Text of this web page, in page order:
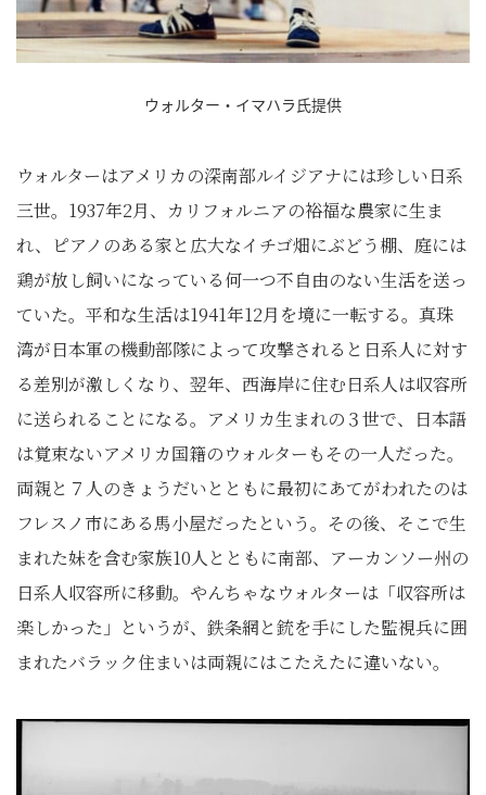
ウォルター・イマハラ氏提供
ウォルターはアメリカの深南部ルイジアナには珍しい日系
三世。1937年2月、カリフォルニアの裕福な農家に生ま
れ、ピアノのある家と広大なイチゴ畑にぶどう棚、庭には
鶏が放し飼いになっている何一つ不自由のない生活を送っ
ていた。平和な生活は1941年12月を境に一転する。真珠
湾が日本軍の機動部隊によって攻撃されると日系人に対す
る差別が激しくなり、翌年、西海岸に住む日系人は収容所
に送られることになる。アメリカ生まれの３世で、日本語
は覚束ないアメリカ国籍のウォルターもその一人だった。
両親と７人のきょうだいとともに最初にあてがわれたのは
フレスノ市にある馬小屋だったという。その後、そこで生
まれた妹を含む家族10人とともに南部、アーカンソー州の
日系人収容所に移動。やんちゃなウォルターは「収容所は
楽しかった」というが、鉄条網と銃を手にした監視兵に囲
まれたバラック住まいは両親にはこたえたに違いない。